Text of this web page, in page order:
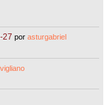
27 porasturgabriel